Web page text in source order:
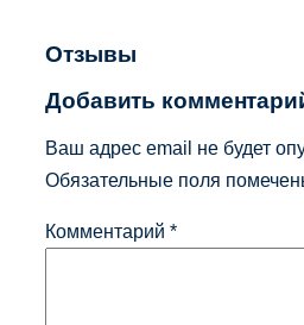
Отзывы
Добавить
Ваш адрес email не будет
Обязательные поля
Комментарий *